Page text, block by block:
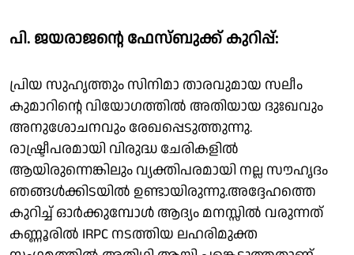
പി. ജയരാജന്റെ ഫേസ്ബുക്ക് കുറിപ്പ്:
പ്രിയ സുഹൃത്തും സിനിമാ താരവുമായ സലീം
കുമാറിന്റെ വിയോഗത്തിൽ അതിയായ ദുഃഖവും
അനുശോചനവും രേഖപ്പെടുത്തുന്നു.
രാഷ്ട്രീപരമായി വിരുദ്ധ ചേരികളിൽ
ആയിരുന്നെങ്കിലും വ്യക്തിപരമായി നല്ല സൗഹൃദം
ഞങ്ങൾക്കിടയിൽ ഉണ്ടായിരുന്നു.അദ്ദേഹത്തെ
കുറിച്ച് ഓർക്കുമ്പോൾ ആദ്യം മനസ്സിൽ വരുന്നത്
കണ്ണൂരിൽ IRPC നടത്തിയ ലഹരിമുക്ത